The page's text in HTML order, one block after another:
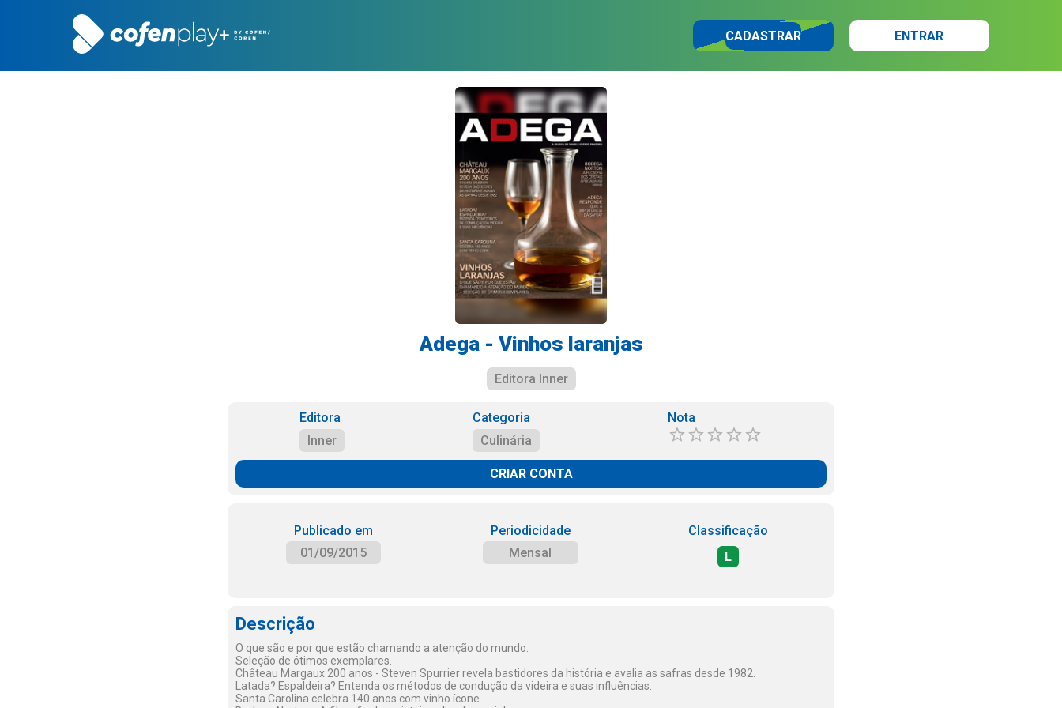
CADASTRAR ENTRAR
Adega - Vinhos laranjas
Editora Inner
Editora
Inner
Categoria
Culinária
Nota
CRIAR CONTA
Publicado em
01/09/2015
Periodicidade
Mensal
Classificação
L
Descrição
O que são e por que estão chamando a atenção do mundo.
Seleção de ótimos exemplares.
Château Margaux 200 anos - Steven Spurrier revela bastidores da história e avalia as safras desde 1982.
Latada? Espaldeira? Entenda os métodos de condução da videira e suas influências.
Santa Carolina celebra 140 anos com vinho ícone.